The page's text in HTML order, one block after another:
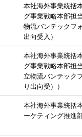
本社海外事業統括
グ事業戦略本部担
物流バンテックフ
出向受入）
本社海外事業統括
グ事業戦略本部担
立物流バンテック
り出向受））
本社海外事業統括
ーケティング推進